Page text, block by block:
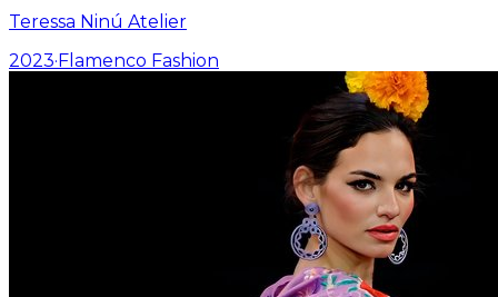
Teressa Ninú Atelier
2023· Flamenco Fashion